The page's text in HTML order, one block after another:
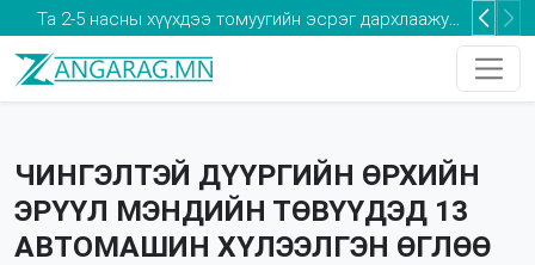
Та 2-5 насны хүүхдээ томуугийн эсрэг дархлаажуулалтад хамруулаарай
ЧИНГЭЛТЭЙ ДҮҮРГИЙН ӨРХИЙН
ЭРҮҮЛ МЭНДИЙН ТӨВҮҮДЭД 13
АВТОМАШИН ХҮЛЭЭЛГЭН ӨГЛӨӨ